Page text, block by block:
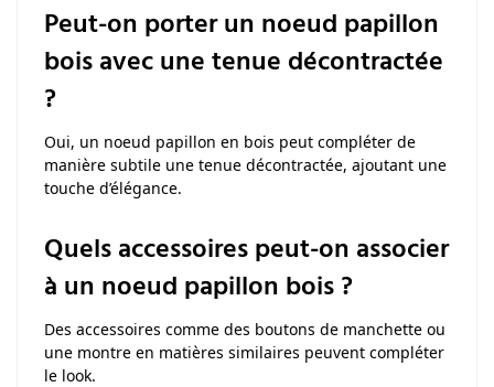
Peut-on porter un noeud papillon
bois avec une tenue décontractée
?
Oui, un noeud papillon en bois peut compléter de
manière subtile une tenue décontractée, ajoutant une
touche d’élégance.
Quels accessoires peut-on associer
à un noeud papillon bois ?
Des accessoires comme des boutons de manchette ou
une montre en matières similaires peuvent compléter
le look.